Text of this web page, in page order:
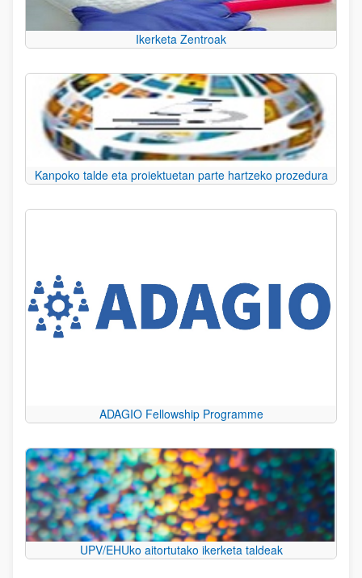
Ikerketa Zentroak
Kanpoko talde eta proiektuetan parte hartzeko prozedura
ADAGIO Fellowship Programme
UPV/EHUko aitortutako ikerketa taldeak